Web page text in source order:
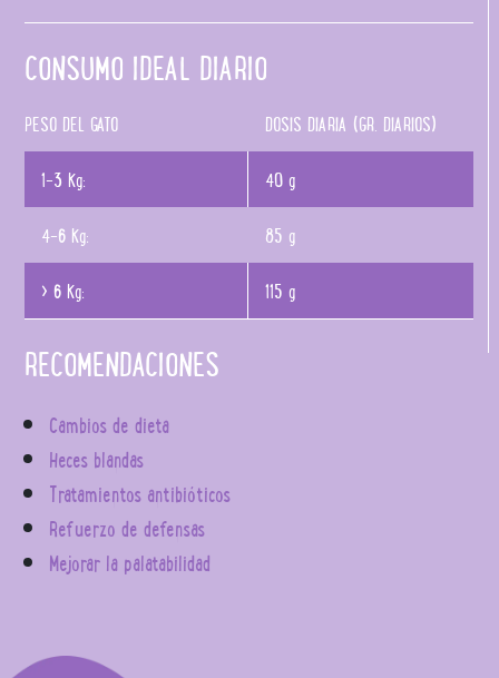
CONSUMO IDEAL DIARIO
PESO DEL GATO
DOSIS DIARIA (GR. DIARIOS)
1-3 Kg:
40 g
4-6 Kg:
85 g
> 6 Kg:
115 g
RECOMENDACIONES
Cambios de dieta
Heces blandas
Tratamientos antibióticos
Refuerzo de defensas
Mejorar la palatabilidad